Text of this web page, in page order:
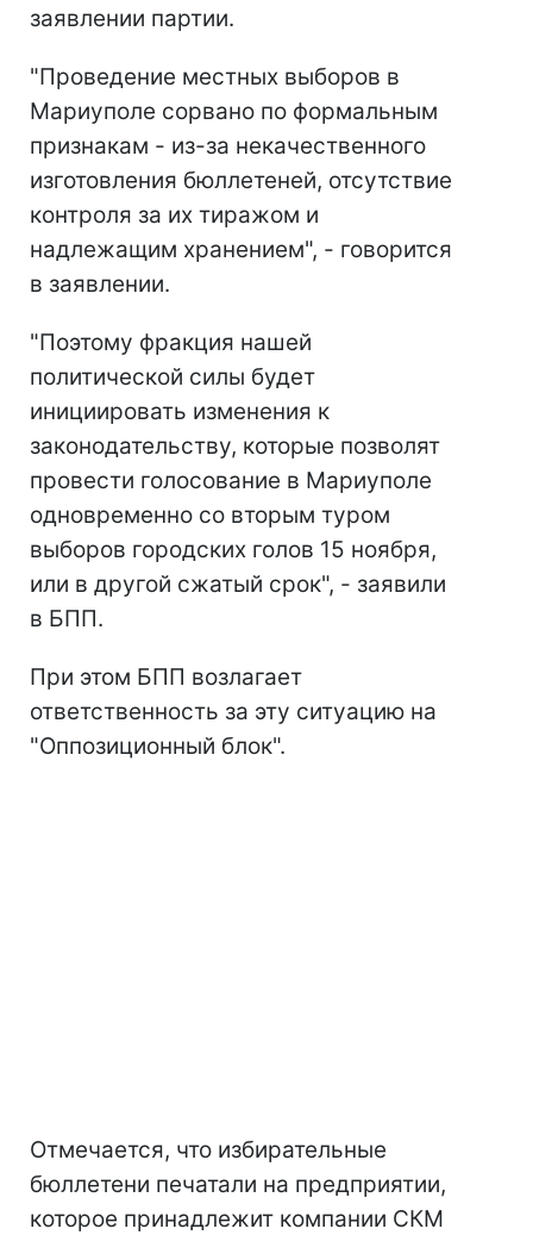
заявлении партии.
"Проведение местных выборов в
Мариуполе сорвано по формальным
признакам - из-за некачественного
изготовления бюллетеней, отсутствие
контроля за их тиражом и
надлежащим хранением", - говорится
в заявлении.
"Поэтому фракция нашей
политической силы будет
инициировать изменения к
законодательству, которые позволят
провести голосование в Мариуполе
одновременно со вторым туром
выборов городских голов 15 ноября,
или в другой сжатый срок", - заявили
в БПП.
При этом БПП возлагает
ответственность за эту ситуацию на
"Оппозиционный блок".
Отмечается, что избирательные
бюллетени печатали на предприятии,
которое принадлежит компании СКМ